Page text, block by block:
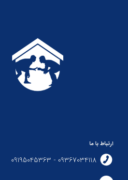
ارتباط با ما
09367034118 - 09195045363